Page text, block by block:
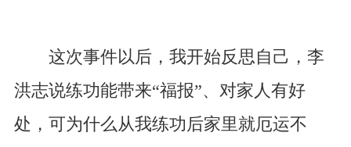
这次事件以后，我开始反思自己，李
洪志说练功能带来“福报”、对家人有好
处，可为什么从我练功后家里就厄运不